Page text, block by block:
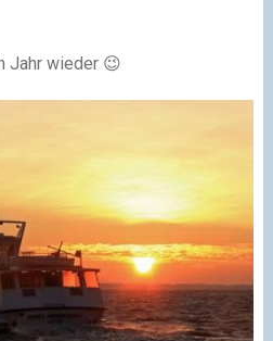
Jahr wieder 😉